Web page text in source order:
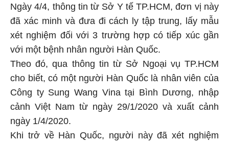
Ngày 4/4, thông tin từ Sở Y tế TP.HCM, đơn vị này
đã xác minh và đưa đi cách ly tập trung, lấy mẫu
xét nghiệm đối với 3 trường hợp có tiếp xúc gần
với một bệnh nhân người Hàn Quốc.
Theo đó, qua thông tin từ Sở Ngoại vụ TP.HCM
cho biết, có một người Hàn Quốc là nhân viên của
Công ty Sung Wang Vina tại Bình Dương, nhập
cảnh Việt Nam từ ngày 29/1/2020 và xuất cảnh
ngày 1/4/2020.
Khi trở về Hàn Quốc, người này đã xét nghiệm